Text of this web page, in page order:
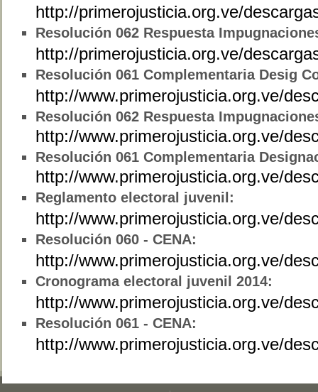
http://primerojusticia.org.ve/
Resolución 062 Respuesta
http://primerojusticia.org.ve/
Resolución 061 Complementaria Desig
http://www.primerojusticia.org.ve/
Resolución 062 Respuesta
http://www.primerojusticia.org.ve/
Resolución 061 Complementaria
http://www.primerojusticia.org.ve/
Reglamento electoral juvenil:
http://www.primerojusticia.org.ve/
Resolución 060 - CENA:
http://www.primerojusticia.org.ve/
Cronograma electoral juvenil 2014:
http://www.primerojusticia.org.ve/
Resolución 061 - CENA:
http://www.primerojusticia.org.ve/